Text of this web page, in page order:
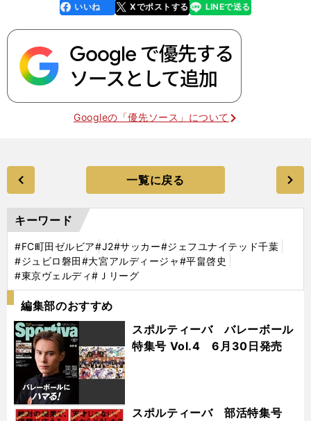
faceboo
k
いいね Xでポストする
line LINEで送る
Googleの「優先ソース」について
一覧に戻る
キーワード
#FC町田ゼルビア#J2#サッカー#ジェフユナイテッド千葉
#ジュビロ磐田#大宮アルディージャ#平畠啓史
#東京ヴェルディ#Ｊリーグ
編集部のおすすめ
スポルティーバ バレーボール
特集号 Vol.4 6月30日発売
スポルティーバ 部活特集号